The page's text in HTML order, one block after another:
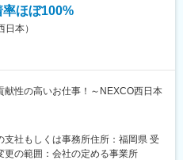
リア・九州一円への配送業務。鋼
支える配送を担います。
ジスティクス事業と物流事業を多角
年の輸送実績で培った物流技術があ
ほぼ100%
本）
献性の高いお仕事！～NEXCO西日本
着率ほぼ100％で長く働ける！
支社もしくは事務所住所：福岡県 受
更の範囲：会社の定める事業所